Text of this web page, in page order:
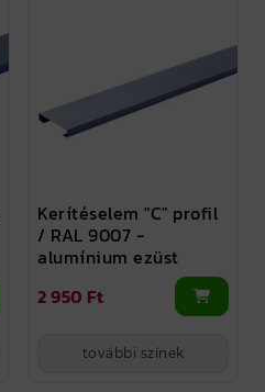
Kerítéselem "C" profil
/ RAL 9007 -
alumínium ezüst
2 950 Ft
további színek